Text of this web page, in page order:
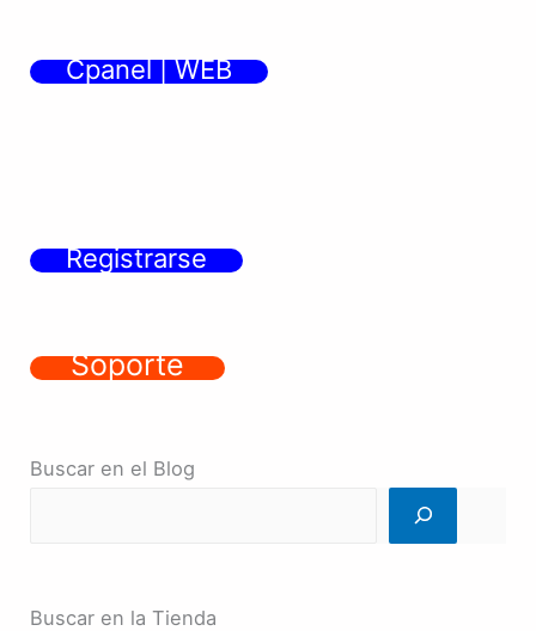
Cpanel | WEB
Registrarse
Soporte
Buscar en el Blog
Buscar en la Tienda